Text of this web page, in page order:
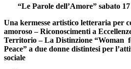
“Le Parole dell’Amore” sabato
Una kermesse artistico letteraria per
amoroso – Riconoscimenti a
Territorio – La Distinzione “Woman
Peace” a due donne distintesi per
sociale